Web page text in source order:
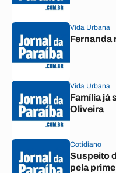
Vida Urbana
Fernanda
Vida Urbana
Família já
Oliveira
Cotidiano
Suspeito
pela